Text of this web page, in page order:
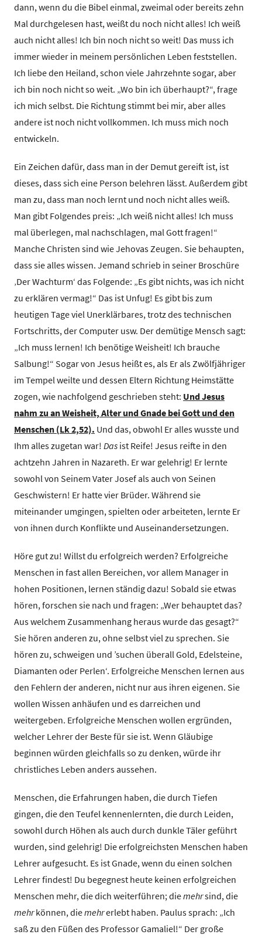
dann, wenn du die Bibel einmal, zweimal oder bereits zehn
Mal durchgelesen hast, weißt du noch nicht alles! Ich weiß
auch nicht alles! Ich bin noch nicht so weit! Das muss ich
immer wieder in meinem persönlichen Leben feststellen.
Ich liebe den Heiland, schon viele Jahrzehnte sogar, aber
ich bin noch nicht so weit. „Wo bin ich überhaupt?“, frage
ich mich selbst. Die Richtung stimmt bei mir, aber alles
andere ist noch nicht vollkommen. Ich muss mich noch
entwickeln.
Ein Zeichen dafür, dass man in der Demut gereift ist, ist
dieses, dass sich eine Person belehren lässt. Außerdem gibt
man zu, dass man noch lernt und noch nicht alles weiß.
Man gibt Folgendes preis: „Ich weiß nicht alles! Ich muss
mal überlegen, mal nachschlagen, mal Gott fragen!“
Manche Christen sind wie Jehovas Zeugen. Sie behaupten,
dass sie alles wissen. Jemand schrieb in seiner Broschüre
‚Der Wachturm‘ das Folgende: „Es gibt nichts, was ich nicht
zu erklären vermag!“ Das ist Unfug! Es gibt bis zum
heutigen Tage viel Unerklärbares, trotz des technischen
Fortschritts, der Computer usw. Der demütige Mensch sagt:
„Ich muss lernen! Ich benötige Weisheit! Ich brauche
Salbung!“ Sogar von Jesus heißt es, als Er als Zwölfjähriger
im Tempel weilte und dessen Eltern Richtung Heimstätte
zogen, wie nachfolgend geschrieben steht: Und Jesus
nahm zu an Weisheit, Alter und Gnade bei Gott und den
Menschen (Lk 2,52). Und das, obwohl Er alles wusste und
Ihm alles zugetan war! Das ist Reife! Jesus reifte in den
achtzehn Jahren in Nazareth. Er war gelehrig! Er lernte
sowohl von Seinem Vater Josef als auch von Seinen
Geschwistern! Er hatte vier Brüder. Während sie
miteinander umgingen, spielten oder arbeiteten, lernte Er
von ihnen durch Konflikte und Auseinandersetzungen.
Höre gut zu! Willst du erfolgreich werden? Erfolgreiche
Menschen in fast allen Bereichen, vor allem Manager in
hohen Positionen, lernen ständig dazu! Sobald sie etwas
hören, forschen sie nach und fragen: „Wer behauptet das?
Aus welchem Zusammenhang heraus wurde das gesagt?“
Sie hören anderen zu, ohne selbst viel zu sprechen. Sie
hören zu, schweigen und ’suchen überall Gold, Edelsteine,
Diamanten oder Perlen‘. Erfolgreiche Menschen lernen aus
den Fehlern der anderen, nicht nur aus ihren eigenen. Sie
wollen Wissen anhäufen und es darreichen und
weitergeben. Erfolgreiche Menschen wollen ergründen,
welcher Lehrer der Beste für sie ist. Wenn Gläubige
beginnen würden gleichfalls so zu denken, würde ihr
christliches Leben anders aussehen.
Menschen, die Erfahrungen haben, die durch Tiefen
gingen, die den Teufel kennenlernten, die durch Leiden,
sowohl durch Höhen als auch durch dunkle Täler geführt
wurden, sind gelehrig! Die erfolgreichsten Menschen haben
Lehrer aufgesucht. Es ist Gnade, wenn du einen solchen
Lehrer findest! Du begegnest heute keinen erfolgreichen
Menschen mehr, die dich weiterführen; diemehrsind, die
mehrkönnen, diemehrerlebt haben. Paulus sprach: „Ich
saß zu den Füßen des Professor Gamaliel!“ Der große